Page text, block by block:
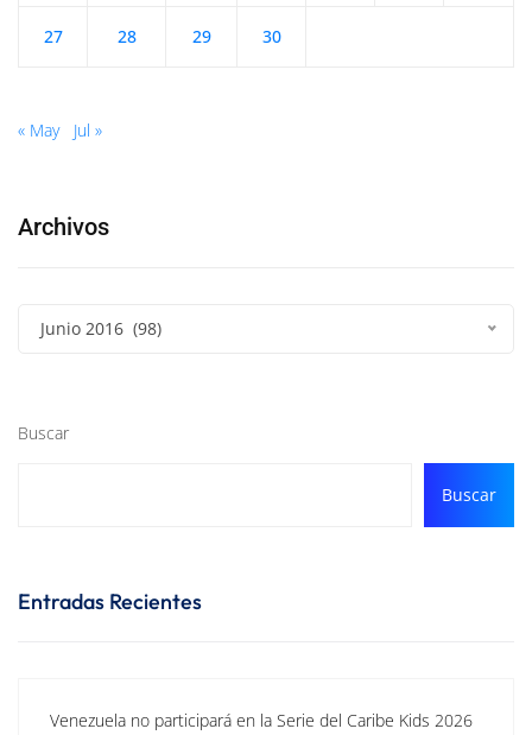
27 28 29 30
« May Jul »
Archivos
Junio 2016 (98)
Buscar
Buscar
Entradas Recientes
Venezuela no participará en la Serie del Caribe Kids 2026